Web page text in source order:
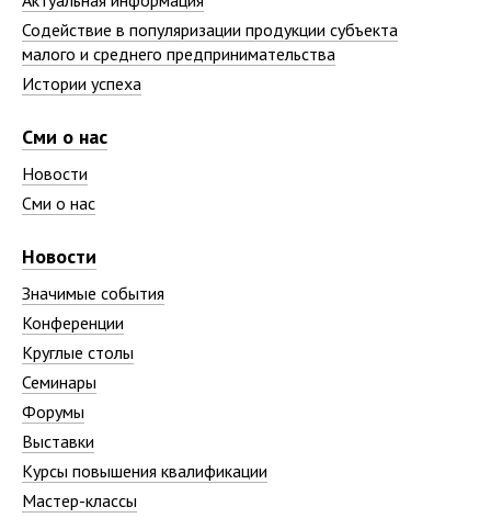
Содействие в популяризации продукции субъекта
малого и среднего предпринимательства
Истории успеха
Сми о нас
Новости
Сми о нас
Новости
Значимые события
Конференции
Круглые столы
Семинары
Форумы
Выставки
Курсы повышения квалификации
Мастер-классы